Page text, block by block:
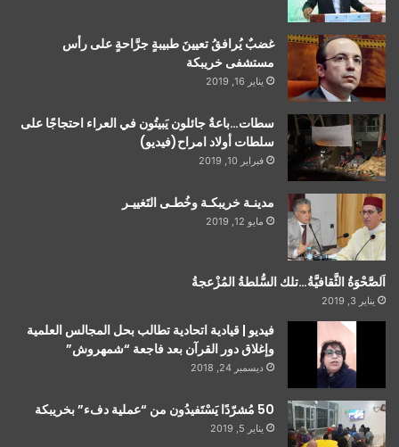
غضبٌ يُرافقُ تعيينَ طبيبةٍ جرَّاحةٍ على رأس
مستشفى خريبكة
يناير 16, 2019
سطات…باعةٌ جائلون يَبيتُون في العراء احتجاجًا على
سلطات أولاد امراح(فيديو)
فبراير 10, 2019
مدينـة خريبكـة وخُطـى التَغييـر
مايو 12, 2019
اَلصَّحْوَةُ الثَّقافيَّةُ…تلك السُّلطةُ المُزْعجةُ
يناير 3, 2019
فيديو | قيادية اتحادية تطالب بحل المجالس العلمية
وإغلاق دور القرآن بعد فاجعة “شمهروش”
ديسمبر 24, 2018
50 مُشرّدًا يَسْتَفيدُون من “عملية دفء” بخريبكة
يناير 5, 2019